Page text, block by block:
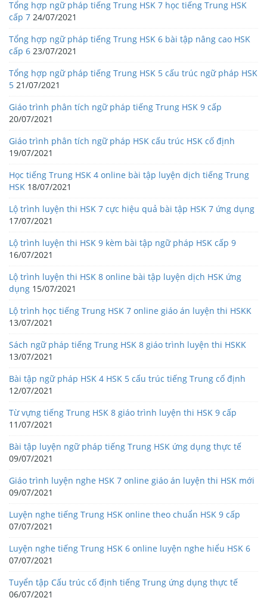
Tổng hợp ngữ pháp tiếng Trung HSK 7 học tiếng Trung HSK
cấp 7 24/07/2021
Tổng hợp ngữ pháp tiếng Trung HSK 6 bài tập nâng cao HSK
cấp 6 23/07/2021
Tổng hợp ngữ pháp tiếng Trung HSK 5 cấu trúc ngữ pháp HSK
5 21/07/2021
Giáo trình phân tích ngữ pháp tiếng Trung HSK 9 cấp
20/07/2021
Giáo trình phân tích ngữ pháp HSK cấu trúc HSK cố định
19/07/2021
Học tiếng Trung HSK 4 online bài tập luyện dịch tiếng Trung
HSK 18/07/2021
Lộ trình luyện thi HSK 7 cực hiệu quả bài tập HSK 7 ứng dụng
17/07/2021
Lộ trình luyện thi HSK 9 kèm bài tập ngữ pháp HSK cấp 9
16/07/2021
Lộ trình luyện thi HSK 8 online bài tập luyện dịch HSK ứng
dụng 15/07/2021
Lộ trình học tiếng Trung HSK 7 online giáo án luyện thi HSKK
13/07/2021
Sách ngữ pháp tiếng Trung HSK 8 giáo trình luyện thi HSKK
13/07/2021
Bài tập ngữ pháp HSK 4 HSK 5 cấu trúc tiếng Trung cố định
12/07/2021
Từ vựng tiếng Trung HSK 8 giáo trình luyện thi HSK 9 cấp
11/07/2021
Bài tập luyện ngữ pháp tiếng Trung HSK ứng dụng thực tế
09/07/2021
Giáo trình luyện nghe HSK 7 online giáo án luyện thi HSK mới
09/07/2021
Luyện nghe tiếng Trung HSK online theo chuẩn HSK 9 cấp
07/07/2021
Luyện nghe tiếng Trung HSK 6 online luyện nghe hiểu HSK 6
07/07/2021
Tuyển tập Cấu trúc cố định tiếng Trung ứng dụng thực tế
06/07/2021